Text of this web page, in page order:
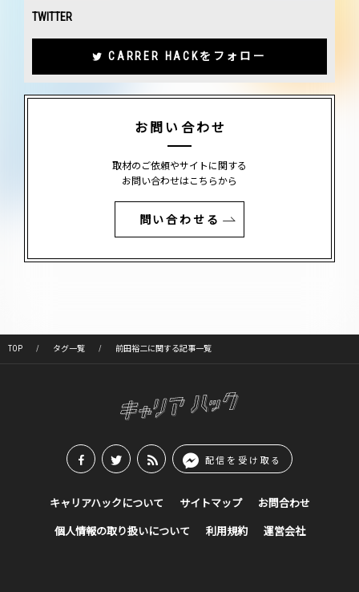
TWITTER
CARRER HACKをフォロー
お問い合わせ
取材のご依頼やサイトに関する
お問い合わせはこちらから
問い合わせる
TOP タグ一覧 前田裕二に関する記事一覧
配信を受け取る
キャリアハックについて サイトマップ お問合わせ
個人情報の取り扱いについて 利用規約 運営会社